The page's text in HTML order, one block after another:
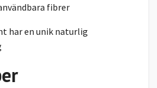
fibrer
har en unik naturlig